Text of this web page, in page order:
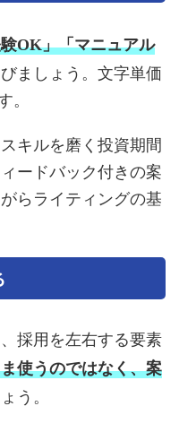
OK」「マニュアル
ましょう。文字単価
。
キルを磨く投資期間
ードバック付きの案
らライティングの基
採用を左右する要素
使うのではなく、案
う。